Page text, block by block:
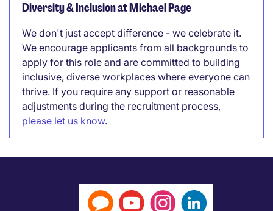
Diversity & Inclusion at Michael Page
We don't just accept difference - we celebrate it.
We encourage applicants from all backgrounds to
apply for this role and are committed to building
inclusive, diverse workplaces where everyone can
thrive. If you require any support or reasonable
adjustments during the recruitment process,
please let us know.